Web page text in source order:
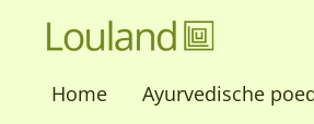
Home Ayurvedische